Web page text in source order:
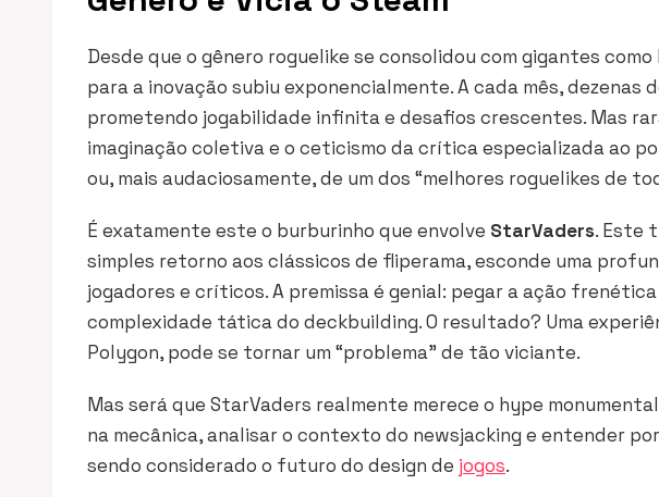
Desde que o gênero roguelike se consolidou com gigantes como
para a inovação subiu exponencialmente. A cada mês, dezenas
prometendo jogabilidade infinita e desafios crescentes. Mas
imaginação coletiva e o ceticismo da crítica especializada ao
ou, mais audaciosamente, de um dos “melhores roguelikes de
É exatamente este o burburinho que envolve StarVaders. Este
simples retorno aos clássicos de fliperama, esconde uma
jogadores e críticos. A premissa é genial: pegar a ação
complexidade tática do deckbuilding. O resultado? Uma
Polygon, pode se tornar um “problema” de tão viciante.
Mas será que StarVaders realmente merece o hype
na mecânica, analisar o contexto do newsjacking e entender
sendo considerado o futuro do design de jogos.